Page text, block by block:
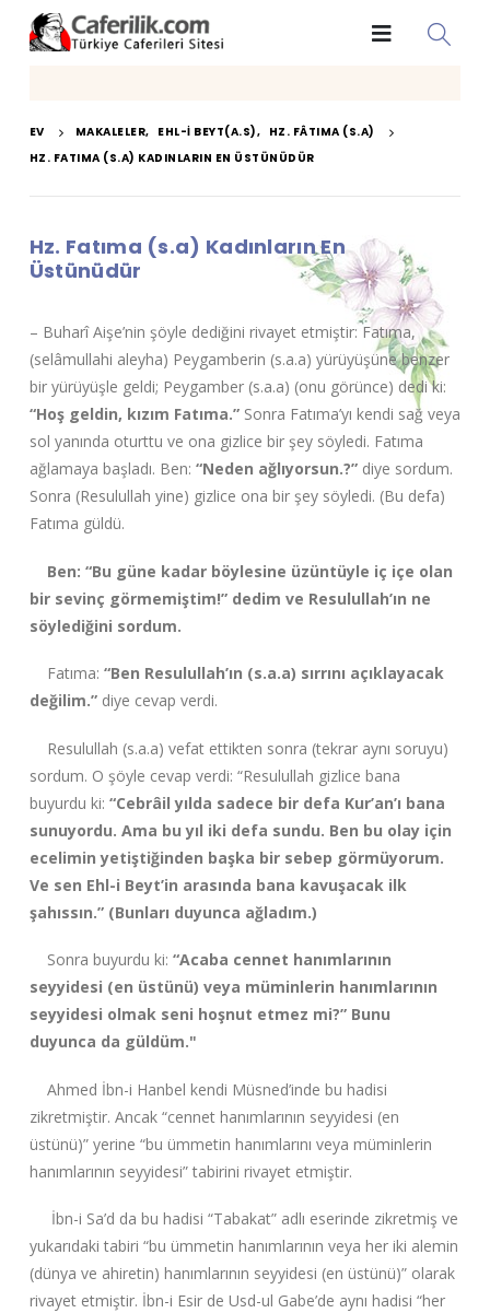
EV MAKALELER, EHL-I BEYT(A.S), HZ. FÂTIMA (S.A)
HZ. FATIMA (S.A) KADINLARIN EN ÜSTÜNÜDÜR
Hz. Fatıma (s.a) Kadınların En
Üstünüdür
– Buharî Aişe’nin şöyle dediğini rivayet etmiştir: Fatıma,
(selâmullahi aleyha) Peygamberin (s.a.a) yürüyüşüne benzer
bir yürüyüşle geldi; Peygamber (s.a.a) (onu görünce) dedi ki:
“Hoş geldin, kızım Fatıma.” Sonra Fatıma’yı kendi sağ veya
sol yanında oturttu ve ona gizlice bir şey söyledi. Fatıma
ağlamaya başladı. Ben: “Neden ağlıyorsun.?” diye sordum.
Sonra (Resulullah yine) gizlice ona bir şey söyledi. (Bu defa)
Fatıma güldü.
Ben: “Bu güne kadar böylesine üzüntüyle iç içe olan
bir sevinç görmemiştim!” dedim ve Resulullah’ın ne
söylediğini sordum.
Fatıma: “Ben Resulullah’ın (s.a.a) sırrını açıklayacak
değilim.” diye cevap verdi.
Resulullah (s.a.a) vefat ettikten sonra (tekrar aynı soruyu)
sordum. O şöyle cevap verdi: “Resulullah gizlice bana
buyurdu ki: “Cebrâil yılda sadece bir defa Kur’an’ı bana
sunuyordu. Ama bu yıl iki defa sundu. Ben bu olay için
ecelimin yetiştiğinden başka bir sebep görmüyorum.
Ve sen Ehl-i Beyt’in arasında bana kavuşacak ilk
şahıssın.” (Bunları duyunca ağladım.)
Sonra buyurdu ki: “Acaba cennet hanımlarının
seyyidesi (en üstünü) veya müminlerin hanımlarının
seyyidesi olmak seni hoşnut etmez mi?” Bunu
duyunca da güldüm."
Ahmed İbn-i Hanbel kendi Müsned’inde bu hadisi
zikretmiştir. Ancak “cennet hanımlarının seyyidesi (en
üstünü)” yerine “bu ümmetin hanımlarını veya müminlerin
hanımlarının seyyidesi” tabirini rivayet etmiştir.
İbn-i Sa’d da bu hadisi “Tabakat” adlı eserinde zikretmiş ve
yukarıdaki tabiri “bu ümmetin hanımlarının veya her iki alemin
(dünya ve ahiretin) hanımlarının seyyidesi (en üstünü)” olarak
rivayet etmiştir. İbn-i Esir de Usd-ul Gabe’de aynı hadisi “her